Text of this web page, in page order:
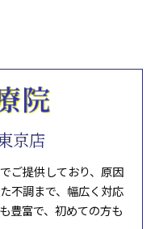
京店
ご提供しており、原因
不調まで、幅広く対応
豊富で、初めての方も